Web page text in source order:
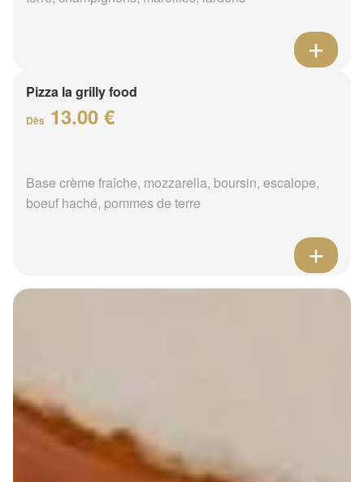
Pizza la grilly food
Dès 13.00 €
Base crème fraîche, mozzarella, boursin, escalope,
boeuf haché, pommes de terre